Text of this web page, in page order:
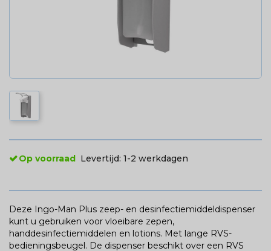
Op voorraad Levertijd: 1-2 werkdagen
Deze Ingo-Man Plus zeep- en desinfectiemiddeldispenser
kunt u gebruiken voor vloeibare zepen,
handdesinfectiemiddelen en lotions. Met lange RVS-
bedieningsbeugel. De dispenser beschikt over een RVS